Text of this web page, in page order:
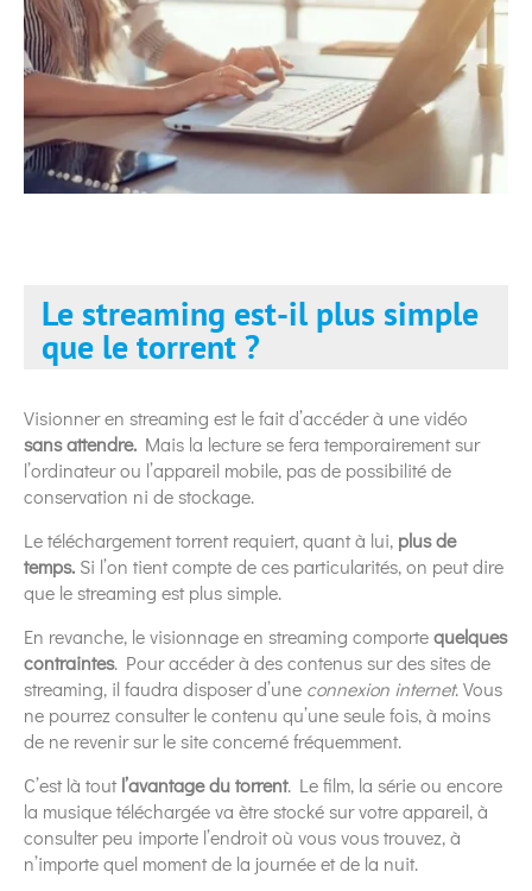
Le streaming est-il plus simple
que le torrent ?
Visionner en streaming est le fait d’accéder à une vidéo
sans attendre. Mais la lecture se fera temporairement sur
l’ordinateur ou l’appareil mobile, pas de possibilité de
conservation ni de stockage.
Le téléchargement torrent requiert, quant à lui, plus de
temps. Si l’on tient compte de ces particularités, on peut dire
que le streaming est plus simple.
En revanche, le visionnage en streaming comportequelques
contraintes. Pour accéder à des contenus sur des sites de
streaming, il faudra disposer d’une connexion internet. Vous
ne pourrez consulter le contenu qu’une seule fois, à moins
de ne revenir sur le site concerné fréquemment.
C’est là toutl’avantage du torrent. Le film, la série ou encore
la musique téléchargée va ètre stocké sur votre appareil, à
consulter peu importe l’endroit où vous vous trouvez, à
n’importe quel moment de la journée et de la nuit.